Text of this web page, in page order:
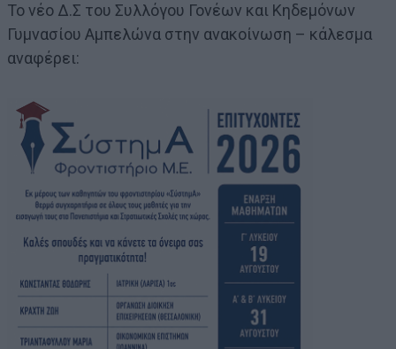
Το νέο Δ.Σ του Συλλόγου Γονέων και Κηδεμόνων
Γυμνασίου Αμπελώνα στην ανακοίνωση – κάλεσμα
αναφέρει: